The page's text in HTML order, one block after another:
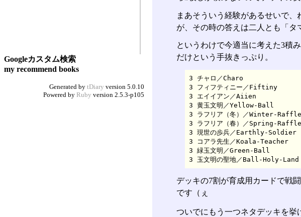
まあそういう経験があるせいで
が、その時の答えは二人とも「タ
というわけで今適当に考えた3積
だけという手抜きっぷり。
3 チャロ／Charo
3 フィフティニー／Fiftiny
3 エイイアン／Aiien
3 黄玉文明／Yellow-Ball
3 ラフリア（冬）／Winter-
3 ラフリア（春）／Spring-
3 現世の歩兵／Earthly-Soldier
3 コアラ先生／Koala-Teacher
3 緑玉文明／Green-Ball
3 玉文明の聖地／Ball-Holy-Land
デッキの7割が育成用カードで戦
です（ぇ
ついでにもう一つネタデッキを挙
Googleカスタム検索
my recommend books
Generated by tDiary version 5.0.10
Powered by Ruby version 2.5.3-p105